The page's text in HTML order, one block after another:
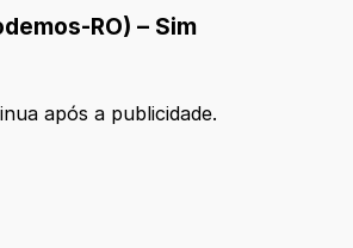
RO) – Sim
após a publicidade.